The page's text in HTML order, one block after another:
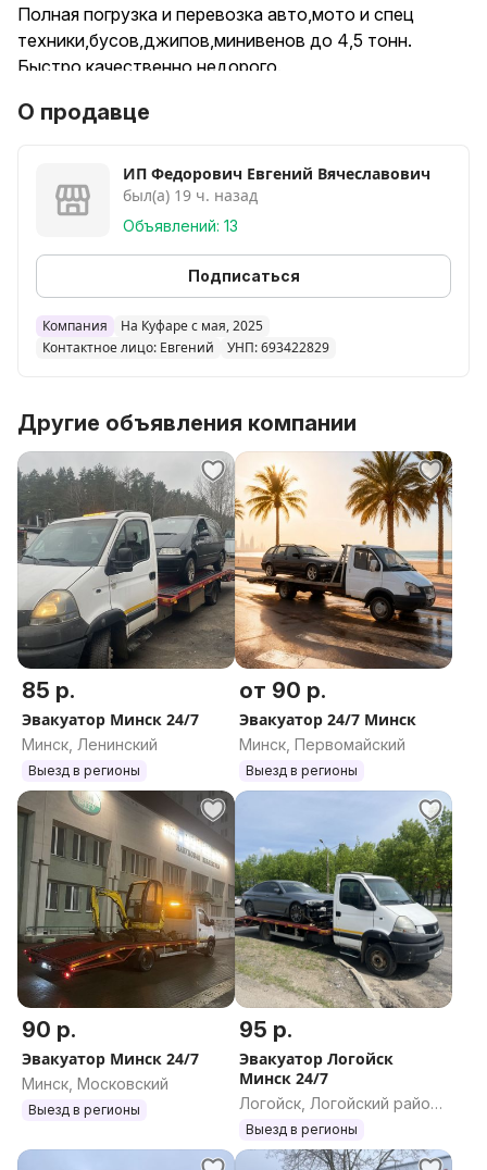
Полная погрузка и перевозка авто,мото и спец
техники,бусов,джипов,минивенов до 4,5 тонн.
Быстро,качественно,недорого.
дтп,извлечение из грязи,снега,кювета
О продавце
ИП Федорович Евгений Вячеславович
был(а) 19 ч. назад
Объявлений: 13
Подписаться
Компания
На Куфаре с мая, 2025
Контактное лицо: Евгений
УНП: 693422829
Другие объявления компании
85 р.
Эвакуатор Минск 24/7
Минск, Ленинский
Выезд в регионы
от 90 р.
Эвакуатор 24/7 Минск
Минск, Первомайский
Выезд в регионы
90 р.
Эвакуатор Минск 24/7
Минск, Московский
Выезд в регионы
95 р.
Эвакуатор Логойск
Минск 24/7
Логойск, Логойский район,
Минская область
Выезд в регионы